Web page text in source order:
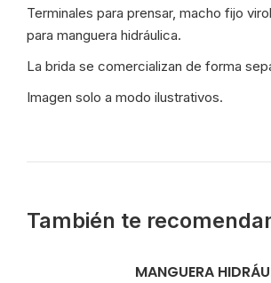
Terminales para prensar, macho fijo
para manguera hidráulica.
La brida se comercializan de forma
Imagen solo a modo ilustrativos.
También te
MANGUERA